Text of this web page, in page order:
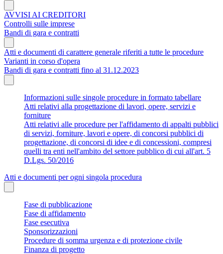
AVVISI AI CREDITORI
Controlli sulle imprese
Bandi di gara e contratti
Atti e documenti di carattere generale riferiti a tutte le procedure
Varianti in corso d'opera
Bandi di gara e contratti fino al 31.12.2023
Informazioni sulle singole procedure in formato tabellare
Atti relativi alla progettazione di lavori, opere, servizi e
forniture
Atti relativi alle procedure per l'affidamento di appalti pubblici
di servizi, forniture, lavori e opere, di concorsi pubblici di
progettazione, di concorsi di idee e di concessioni, compresi
quelli tra enti nell'ambito del settore pubblico di cui all'art. 5
D.Lgs. 50/2016
Atti e documenti per ogni singola procedura
Fase di pubblicazione
Fase di affidamento
Fase esecutiva
Sponsorizzazioni
Procedure di somma urgenza e di protezione civile
Finanza di progetto